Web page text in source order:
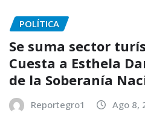
POLÍTICA
Se suma sector
Cuesta a Esthela
de la Soberanía
Reportegro1 Ago 8,